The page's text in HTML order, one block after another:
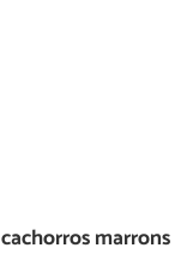
marrons